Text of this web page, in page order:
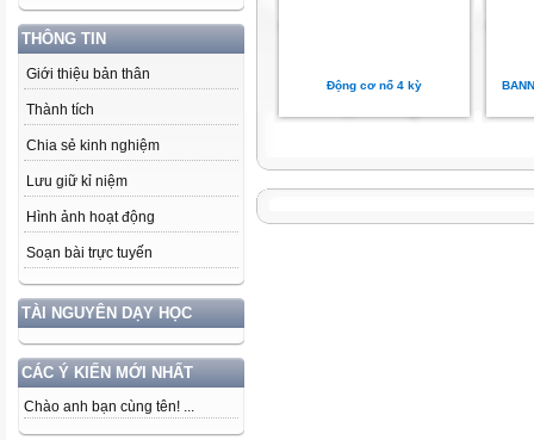
THÔNG TIN
Giới thiệu bản thân
Thành tích
Chia sẻ kinh nghiệm
Lưu giữ kỉ niệm
Hình ảnh hoạt động
Soạn bài trực tuyến
TÀI NGUYÊN DẠY HỌC
CÁC Ý KIẾN MỚI NHẤT
Chào anh bạn cùng tên! ...
Động cơ nổ 4 kỳ